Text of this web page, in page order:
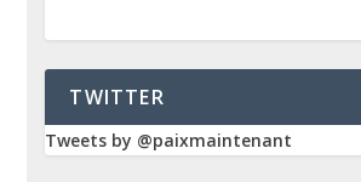
TWITTER
Tweets by @paixmaintenant